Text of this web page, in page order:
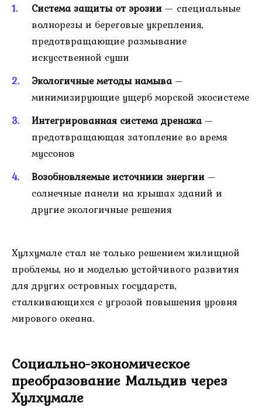
Система защиты от эрозии — специальные
волнорезы и береговые укрепления,
предотвращающие размывание
искусственной суши
Экологичные методы намыва—
минимизирующие ущерб морской экосистеме
Интегрированная система дренажа—
предотвращающая затопление во время
муссонов
Возобновляемые источники энергии —
солнечные панели на крышах зданий и
другие экологичные решения
Хулхумале стал не только решением жилищной
проблемы, но и моделью устойчивого развития
для других островных государств,
сталкивающихся с угрозой повышения уровня
мирового океана.
Социально-экономическое
преобразование Мальдив через
Хулхумале